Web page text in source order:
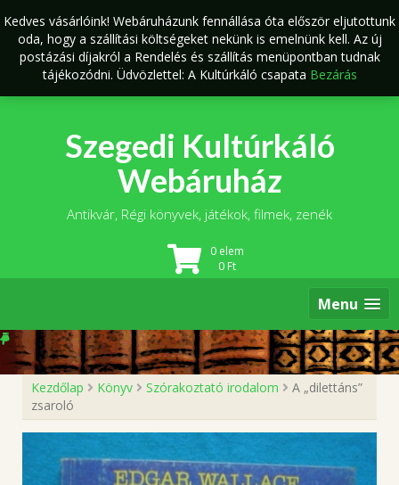
to
content
Szegedi Kultúrkáló
Webáruház
Antikvár, Régi könyvek, játékok, filmek, zenék
0 elem
0 Ft
Menu
Kezdőlap Könyv Szórakoztató irodalom
A „dilettáns”
zsaroló
Kedves vásárlóink! Webáruházunk fennállása óta először eljutottunk
oda, hogy a szállítási költségeket nekünk is emelnünk kell. Az új
postázási díjakról a Rendelés és szállítás menüpontban tudnak
tájékozódni. Üdvözlettel: A Kultúrkáló csapata Bezárás